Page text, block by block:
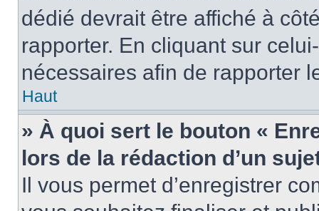
dédié devrait être affiché à
rapporter. En cliquant sur
nécessaires afin de rapporter
Haut
» À quoi sert le bouton «
lors de la rédaction d’un
Il vous permet d’enregistrer